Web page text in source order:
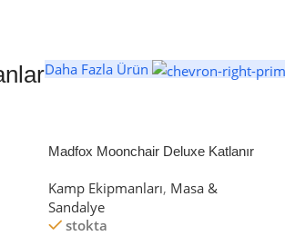
Daha Fazla Ürün
Madfox Moonchair Deluxe Katlanır
Kamp Ekipmanları, Masa &
Sandalye
stokta